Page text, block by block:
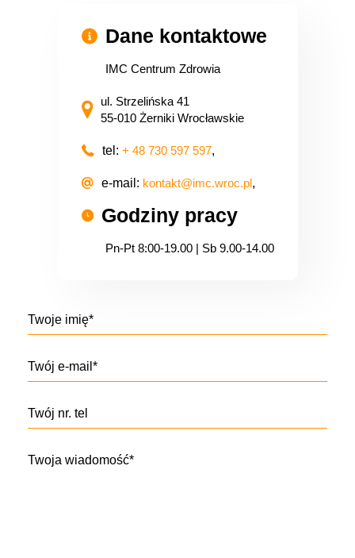
Twoje imię*
Twój e-mail*
Twój nr. tel
Twoja wiadomość*
Dane kontaktowe
IMC Centrum Zdrowia
ul. Strzelińska 41
55-010 Żerniki Wrocławskie
tel: + 48 730 597 597,
e-mail: kontakt@imc.wroc.pl,
Godziny pracy
Pn-Pt 8:00-19.00 | Sb 9.00-14.00